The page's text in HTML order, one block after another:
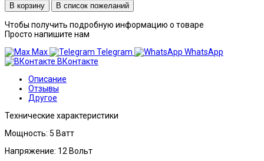
В список пожеланий
Чтобы получить подробную информацию о товаре
Просто напишите нам
Max
Telegram
WhatsApp
ВКонтакте
Описание
Отзывы
Другое
Технические характеристики
Мощность: 5 Ватт
Напряжение: 12 Вольт